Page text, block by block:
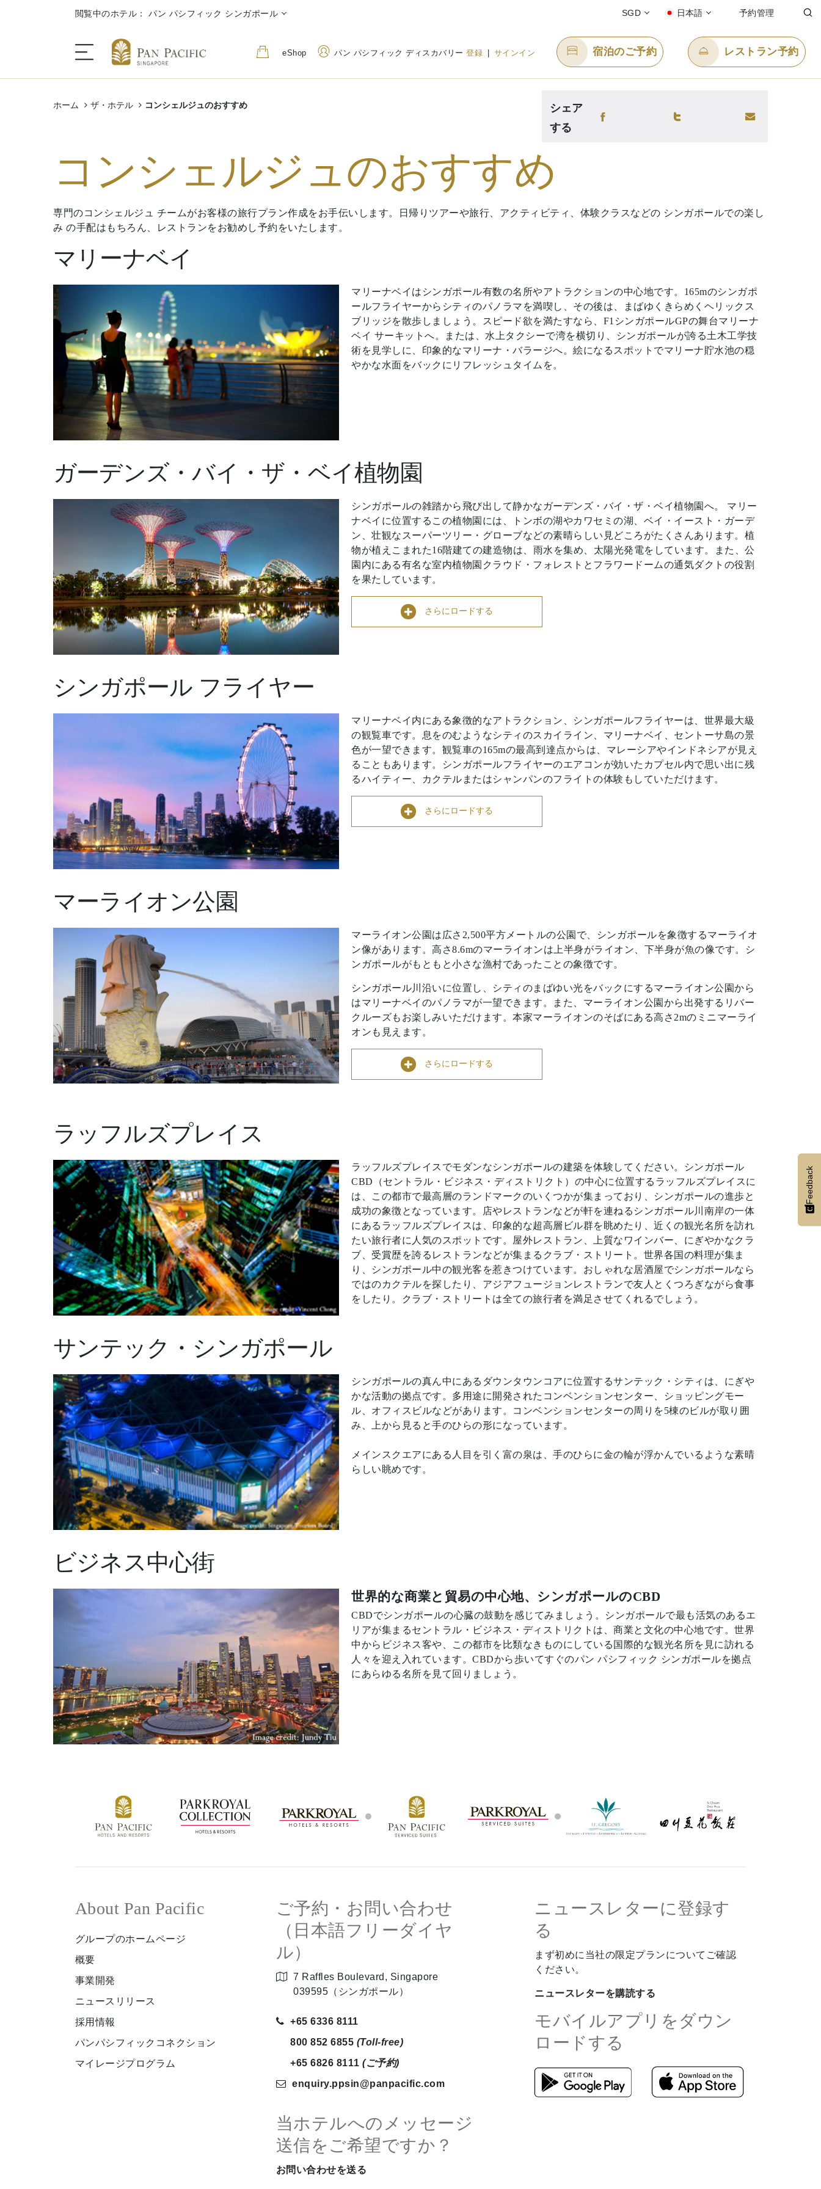
閲覧中のホテル： パン パシフィック シンガポール SGD 日本語 予約管理
eShop パン パシフィック ディスカバリー登録 | サインイン 宿泊のご予約 レストラン予約
客室＆スイート
キャンペーン
エクスペリエンス
会議＆イベント
お祝い
パン パシフィック ディスカバリ
ー
パン パシフィック シン
ガポール
グローバルホームページに戻る
Singapore 039595（シンガ
ポール）
800 852 6855
(Toll-free)
Eメール送信先
ホーム ザ・ホテル コンシェルジュのおすすめ
シェア
する
コンシェルジュのおすすめ
専門のコンシェルジュ チームがお客様の旅行プラン作成をお手伝いします。日帰りツアーや旅行、アクティビティ、体験クラスなどの シンガポールでの楽し
み の手配はもちろん、レストランをお勧めし予約をいたします。
マリーナベイ
マリーナベイはシンガポール有数の名所やアトラクションの中心地です。165mのシンガポ
ールフライヤーからシティのパノラマを満喫し、その後は、まばゆくきらめくヘリックス
ブリッジを散歩しましょう。スピード欲を満たすなら、F1シンガポールGPの舞台マリーナ
ベイ サーキットへ。または、水上タクシーで湾を横切り、シンガポールが誇る土木工学技
術を見学しに、印象的なマリーナ・バラージへ。絵になるスポットでマリーナ貯水池の穏
やかな水面をバックにリフレッシュタイムを。
ガーデンズ・バイ・ザ・ベイ植物園
シンガポールの雑踏から飛び出して静かなガーデンズ・バイ・ザ・ベイ植物園へ。 マリー
ナベイに位置するこの植物園には、トンボの湖やカワセミの湖、ベイ・イースト・ガーデ
ン、壮観なスーパーツリー・グローブなどの素晴らしい見どころがたくさんあります。植
物が植えこまれた16階建ての建造物は、雨水を集め、太陽光発電をしています。また、公
園内にある有名な室内植物園クラウド・フォレストとフラワードームの通気ダクトの役割
を果たしています。
さらにロードする
シンガポール フライヤー
マリーナベイ内にある象徴的なアトラクション、シンガポールフライヤーは、世界最大級
の観覧車です。息をのむようなシティのスカイライン、マリーナベイ、セントーサ島の景
色が一望できます。観覧車の165mの最高到達点からは、マレーシアやインドネシアが見え
ることもあります。シンガポールフライヤーのエアコンが効いたカプセル内で思い出に残
るハイティー、カクテルまたはシャンパンのフライトの体験もしていただけます。
さらにロードする
マーライオン公園
マーライオン公園は広さ2,500平方メートルの公園で、シンガポールを象徴するマーライオ
ン像があります。高さ8.6mのマーライオンは上半身がライオン、下半身が魚の像です。シ
ンガポールがもともと小さな漁村であったことの象徴です。
シンガポール川沿いに位置し、シティのまばゆい光をバックにするマーライオン公園から
はマリーナベイのパノラマが一望できます。また、マーライオン公園から出発するリバー
クルーズもお楽しみいただけます。本家マーライオンのそばにある高さ2mのミニマーライ
オンも見えます。
さらにロードする
ラッフルズプレイス
ラッフルズプレイスでモダンなシンガポールの建築を体験してください。シンガポール
CBD（セントラル・ビジネス・ディストリクト）の中心に位置するラッフルズプレイスに
は、この都市で最高層のランドマークのいくつかが集まっており、シンガポールの進歩と
成功の象徴となっています。店やレストランなどが軒を連ねるシンガポール川南岸の一体
にあるラッフルズプレイスは、印象的な超高層ビル群を眺めたり、近くの観光名所を訪れ
たい旅行者に人気のスポットです。屋外レストラン、上質なワインバー、にぎやかなクラ
ブ、受賞歴を誇るレストランなどが集まるクラブ・ストリート。世界各国の料理が集ま
り、シンガポール中の観光客を惹きつけています。おしゃれな居酒屋でシンガポールなら
ではのカクテルを探したり、アジアフュージョンレストランで友人とくつろぎながら食事
をしたり。クラブ・ストリートは全ての旅行者を満足させてくれるでしょう。
サンテック・シンガポール
シンガポールの真ん中にあるダウンタウンコアに位置するサンテック・シティは、にぎや
かな活動の拠点です。多用途に開発されたコンベンションセンター、ショッピングモー
ル、オフィスビルなどがあります。コンベンションセンターの周りを5棟のビルが取り囲
み、上から見ると手のひらの形になっています。
メインスクエアにある人目を引く富の泉は、手のひらに金の輪が浮かんでいるような素晴
らしい眺めです。
ビジネス中心街
世界的な商業と貿易の中心地、シンガポールのCBD
CBDでシンガポールの心臓の鼓動を感じてみましょう。シンガポールで最も活気のあるエ
リアが集まるセントラル・ビジネス・ディストリクトは、商業と文化の中心地です。世界
中からビジネス客や、この都市を比類なきものにしている国際的な観光名所を見に訪れる
人々を迎え入れています。CBDから歩いてすぐのパン パシフィック シンガポールを拠点
にあらゆる名所を見て回りましょう。
About Pan Pacific
グループのホームページ
概要
事業開発
ニュースリリース
採用情報
パンパシフィックコネクション
マイレージプログラム
ご予約・お問い合わせ
（日本語フリーダイヤ
ル）
7 Raffles Boulevard, Singapore
039595（シンガポール）
+65 6336 8111
800 852 6855 (Toll-free)
+65 6826 8111(ご予約)
enquiry.ppsin@panpacific.com
当ホテルへのメッセージ
送信をご希望ですか？
お問い合わせを送る
ニュースレターに登録す
る
まず初めに当社の限定プランについてご確認
ください。
ニュースレターを購読する
モバイルアプリをダウン
ロードする
Feedback